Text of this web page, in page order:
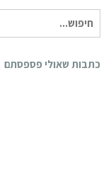
עבור:
כתבות שאולי פספסתם